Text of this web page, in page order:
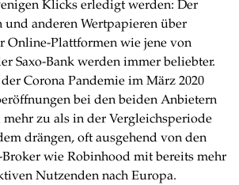
Klicks erledigt werden: Der
anderen Wertpapieren über
Online-Plattformen wie jene von
Saxo-Bank werden immer beliebter.
Corona Pandemie im März 2020
bei den beiden Anbietern
zu als in der Vergleichsperiode
drängen, oft ausgehend von den
wie Robinhood mit bereits mehr
Nutzenden nach Europa.